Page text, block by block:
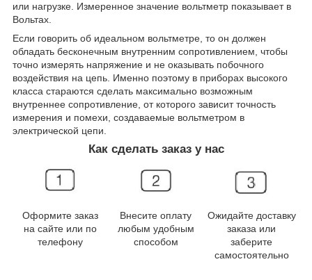
или нагрузке. Измеренное значение вольтметр показывает в
Вольтах.
Если говорить об идеальном вольтметре, то он должен
обладать бесконечным внутренним сопротивлением, чтобы
точно измерять напряжение и не оказывать побочного
воздействия на цепь. Именно поэтому в приборах высокого
класса стараются сделать максимально возможным
внутреннее сопротивление, от которого зависит точность
измерения и помехи, создаваемые вольтметром в
электрической цепи.
Как сделать заказ у нас
Оформите заказ
на сайте или по
телефону
Внесите оплату
любым удобным
способом
Ожидайте доставку
заказа или
заберите
самостоятельно